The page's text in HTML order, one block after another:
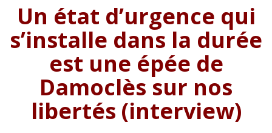
Un état d’urgence qui
s’installe dans la durée
est une épée de
Damoclès sur nos
libertés (interview)